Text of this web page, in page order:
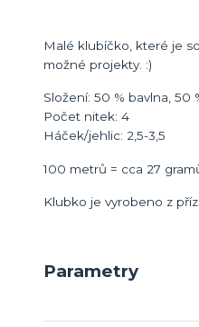
Malé klubíčko, které je
možné projekty. :)
Složení: 50 % bavlna, 50
Počet nitek: 4
Háček/jehlic: 2,5-3,5
100 metrů = cca 27
Klubko je vyrobeno z
Parametry